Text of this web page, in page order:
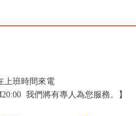
上班時間來電
我們將有專人為您服務。】